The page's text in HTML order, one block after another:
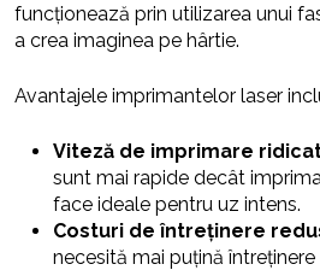
funcționează prin utilizarea unui
a crea imaginea pe hârtie.
Avantajele imprimantelor laser
Viteză de imprimare
sunt mai rapide decât
face ideale pentru uz intens.
Costuri de întreținere
necesită mai puțină